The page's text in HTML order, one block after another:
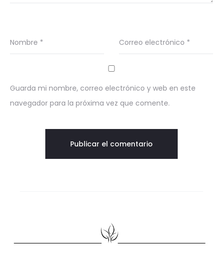
Nombre * Correo electrónico *
Guarda mi nombre, correo electrónico y web en este
navegador para la próxima vez que comente.